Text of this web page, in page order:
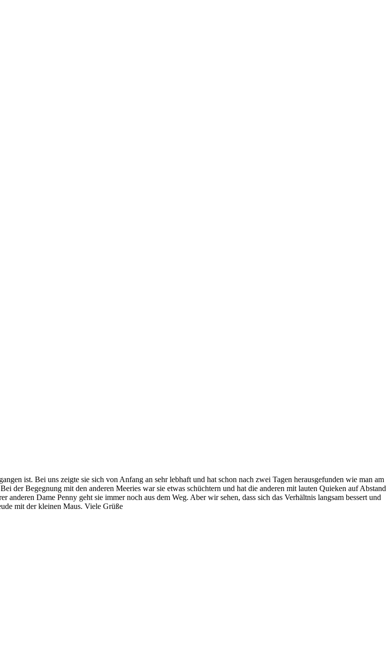
ist. Bei uns zeigte sie sich von Anfang an sehr lebhaft und hat schon nach zwei Tagen herausgefunden wie man am
der Begegnung mit den anderen Meeries war sie etwas schüchtern und hat die anderen mit lauten Quieken auf Abstand
Dame Penny geht sie immer noch aus dem Weg. Aber wir sehen, dass sich das Verhältnis langsam bessert und
mit der kleinen Maus. Viele Grüße